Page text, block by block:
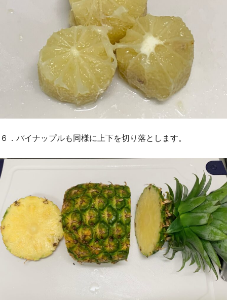
６．パイナップルも同様に上下を切り落とします。